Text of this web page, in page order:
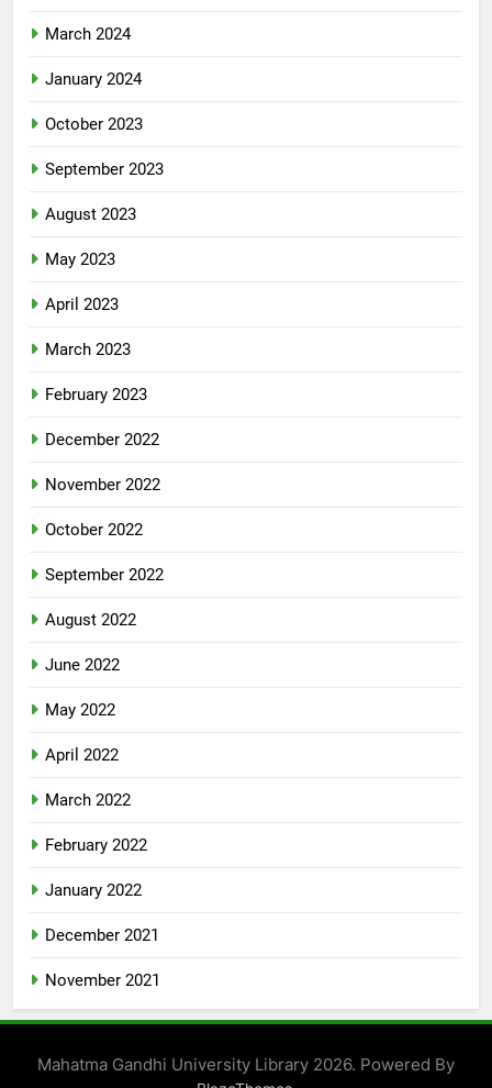
March 2024
January 2024
October 2023
September 2023
August 2023
May 2023
April 2023
March 2023
February 2023
December 2022
November 2022
October 2022
September 2022
August 2022
June 2022
May 2022
April 2022
March 2022
February 2022
January 2022
December 2021
November 2021
Mahatma Gandhi University Library 2026. Powered By